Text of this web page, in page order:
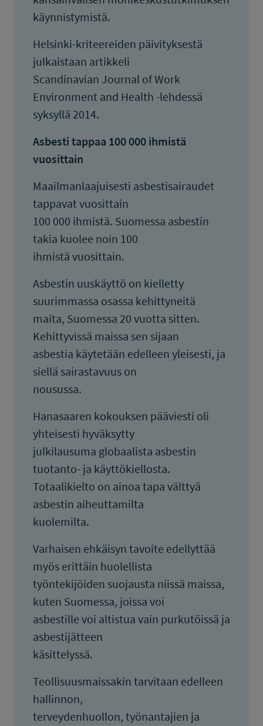
käynnistymistä.
Helsinki-kriteereiden päivityksestä
julkaistaan artikkeli
Scandinavian Journal of Work
Environment and Health -lehdessä
syksyllä 2014.
Asbesti tappaa 100 000 ihmistä
vuosittain
Maailmanlaajuisesti asbestisairaudet
tappavat vuosittain
100 000 ihmistä. Suomessa asbestin
takia kuolee noin 100
ihmistä vuosittain.
Asbestin uuskäyttö on kielletty
suurimmassa osassa kehittyneitä
maita, Suomessa 20 vuotta sitten.
Kehittyvissä maissa sen sijaan
asbestia käytetään edelleen yleisesti, ja
siellä sairastavuus on
nousussa.
Hanasaaren kokouksen pääviesti oli
yhteisesti hyväksytty
julkilausuma globaalista asbestin
tuotanto- ja käyttökiellosta.
Totaalikielto on ainoa tapa välttyä
asbestin aiheuttamilta
kuolemilta.
Varhaisen ehkäisyn tavoite edellyttää
myös erittäin huolellista
työntekijöiden suojausta niissä maissa,
kuten Suomessa, joissa voi
asbestille voi altistua vain purkutöissä ja
asbestijätteen
käsittelyssä.
Teollisuusmaissakin tarvitaan edelleen
hallinnon,
terveydenhuollon, työnantajien ja